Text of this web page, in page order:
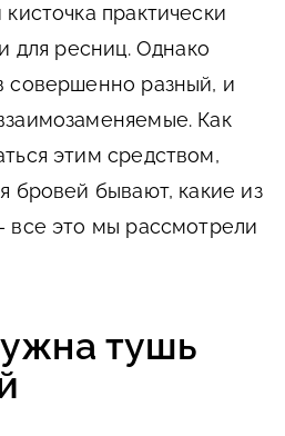
практически
для ресниц. Однако
совершенно разный, и
Как
этим средством,
бровей бывают, какие из
все это мы рассмотрели
тушь